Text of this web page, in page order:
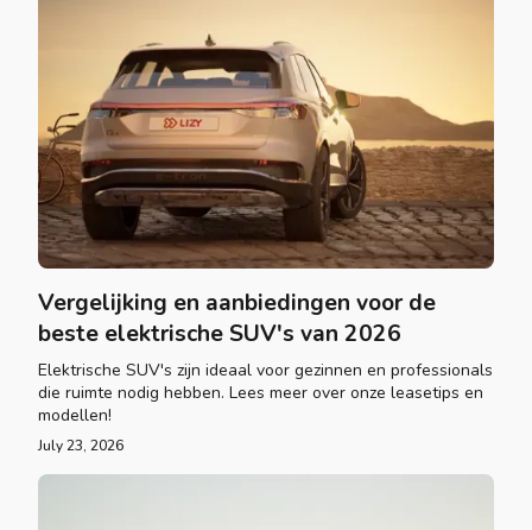
Vergelijking en aanbiedingen voor de
beste elektrische SUV's van 2026
Elektrische SUV's zijn ideaal voor gezinnen en professionals
die ruimte nodig hebben. Lees meer over onze leasetips en
modellen!
July 23, 2026